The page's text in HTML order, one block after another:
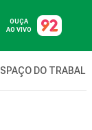
OUÇA
AO VIVO
DO